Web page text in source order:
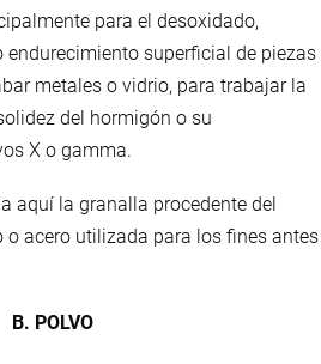
para el desoxidado,
endurecimiento superficial de piezas
metales o vidrio, para trabajar la
del hormigón o su
X o gamma.
aquí la granalla procedente del
o acero utilizada para los fines antes
B. POLVO